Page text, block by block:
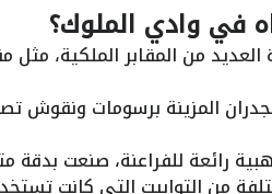
في وادي الملوك؟
العديد من المقابر الملكية،
المزينة برسومات ونقوش
رائعة للفراعنة، صنعت بدقة
من التوابيت التي كانت